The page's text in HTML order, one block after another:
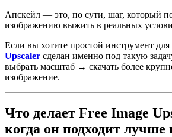
Апскейл — это, по сути, шаг, который
изображению выжить в реальных
Если вы хотите простой инструмент для
Upscaler сделан именно под такую
выбрать масштаб → скачать более
изображение.
Что делает Free Image
когда он подходит лучше